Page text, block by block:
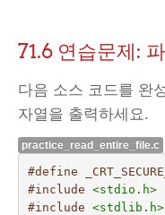
71.6 연습문제:
다음 소스 코드를 완
자열을 출력하세요.
practice_read_entire_file.c
#define
#include <stdio.h>
#include <stdlib.h>